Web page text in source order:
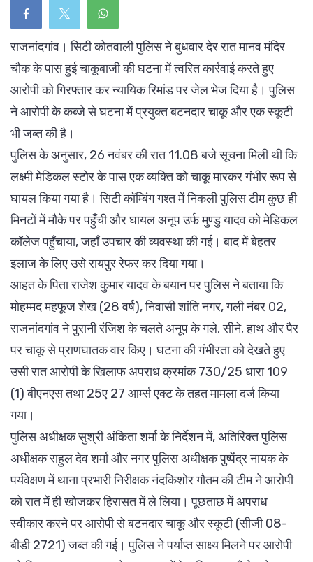
राजनांदगांव। सिटी कोतवाली पुलिस ने बुधवार देर रात मानव मंदिर
चौक के पास हुई चाकूबाजी की घटना में त्वरित कार्रवाई करते हुए
आरोपी को गिरफ्तार कर न्यायिक रिमांड पर जेल भेज दिया है। पुलिस
ने आरोपी के कब्जे से घटना में प्रयुक्त बटनदार चाकू और एक स्कूटी
भी जब्त की है।
पुलिस के अनुसार, 26 नवंबर की रात 11.08 बजे सूचना मिली थी कि
लक्ष्मी मेडिकल स्टोर के पास एक व्यक्ति को चाकू मारकर गंभीर रूप से
घायल किया गया है। सिटी कॉम्बिंग गश्त में निकली पुलिस टीम कुछ ही
मिनटों में मौके पर पहुँची और घायल अनूप उर्फ मुण्डु यादव को मेडिकल
कॉलेज पहुँचाया, जहाँ उपचार की व्यवस्था की गई। बाद में बेहतर
इलाज के लिए उसे रायपुर रेफर कर दिया गया।
आहत के पिता राजेश कुमार यादव के बयान पर पुलिस ने बताया कि
मोहम्मद महफूज शेख (28 वर्ष), निवासी शांति नगर, गली नंबर 02,
राजनांदगांव ने पुरानी रंजिश के चलते अनूप के गले, सीने, हाथ और पैर
पर चाकू से प्राणघातक वार किए। घटना की गंभीरता को देखते हुए
उसी रात आरोपी के खिलाफ अपराध क्रमांक 730/25 धारा 109
(1) बीएनएस तथा 25ए 27 आर्म्स एक्ट के तहत मामला दर्ज किया
गया।
पुलिस अधीक्षक सुश्री अंकिता शर्मा के निर्देशन में, अतिरिक्त पुलिस
अधीक्षक राहुल देव शर्मा और नगर पुलिस अधीक्षक पुष्पेंद्र नायक के
पर्यवेक्षण में थाना प्रभारी निरीक्षक नंदकिशोर गौतम की टीम ने आरोपी
को रात में ही खोजकर हिरासत में ले लिया। पूछताछ में अपराध
स्वीकार करने पर आरोपी से बटनदार चाकू और स्कूटी (सीजी 08-
बीडी 2721) जब्त की गई। पुलिस ने पर्याप्त साक्ष्य मिलने पर आरोपी